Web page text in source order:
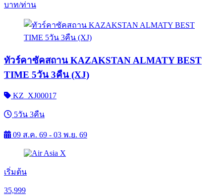
บาท/ท่าน
ทัวร์คาซัคสถาน KAZAKSTAN ALMATY BEST
TIME 5วัน 3คืน (XJ)
KZ_XJ00017
5วัน 3คืน
09 ส.ค. 69 - 03 พ.ย. 69
เริ่มต้น
35,999